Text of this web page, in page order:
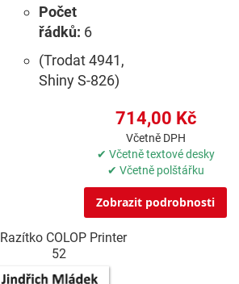
Počet
řádků: 6
(Trodat 4941,
Shiny S-826)
714,00 Kč
Včetně DPH
✔ Včetně textové desky
✔ Včetně polštářku
Zobrazit podrobnosti
Razítko COLOP Printer
52